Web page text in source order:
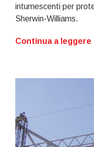
intumescenti per
Sherwin-Williams.
Continua a leggere